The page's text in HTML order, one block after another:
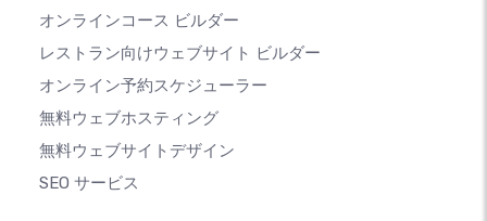
オンラインコース ビルダー
レストラン向けウェブサイト ビルダー
オンライン予約スケジューラー
無料ウェブホスティング
無料ウェブサイトデザイン
SEO サービス